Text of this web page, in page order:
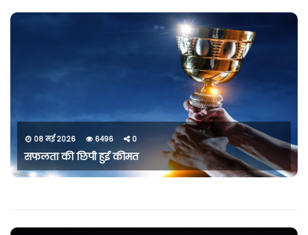
08 मई 2026 6496 0
सफलता की छिपी हुई कीमत